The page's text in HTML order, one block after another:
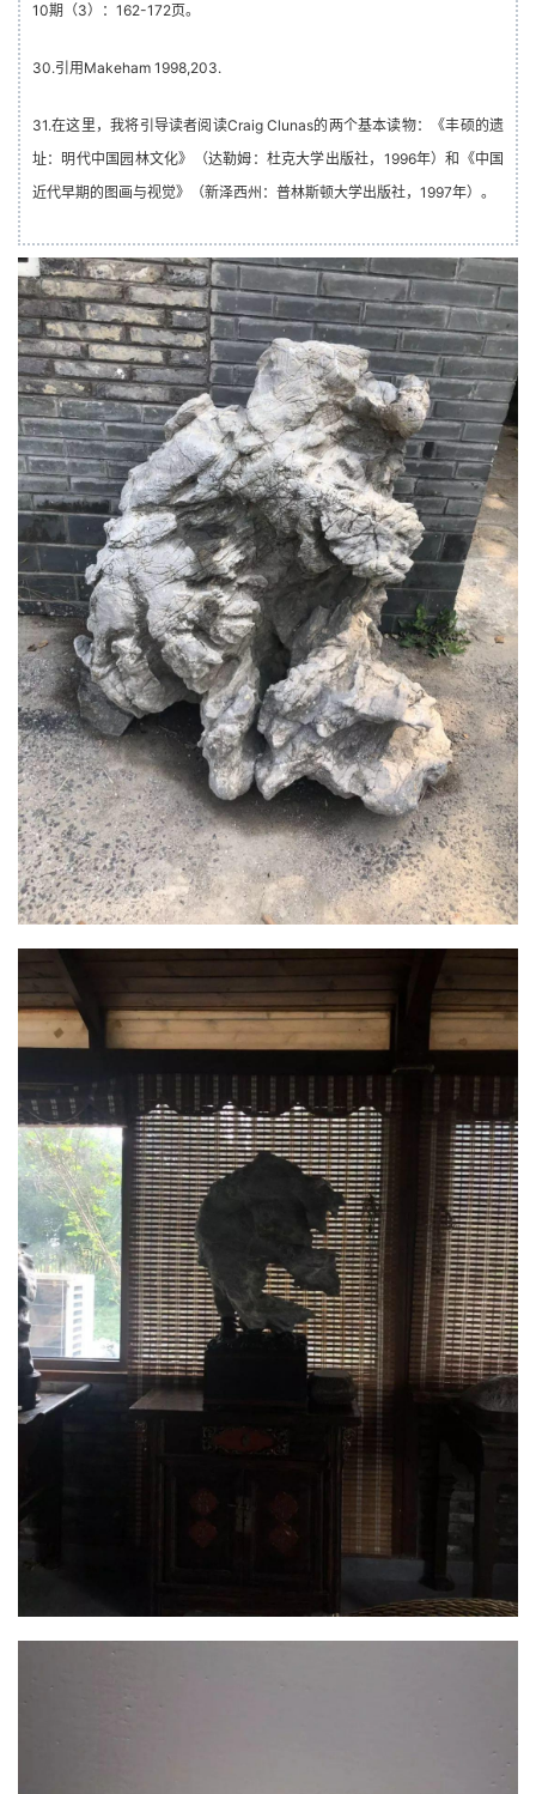
10期（3）：162-172页。
30.引用Makeham 1998,203.
31.在这里，我将引导读者阅读Craig Clunas的两个基本读物：《丰硕的遗
址：明代中国园林文化》（达勒姆：杜克大学出版社，1996年）和《中国
近代早期的图画与视觉》（新泽西州：普林斯顿大学出版社，1997年）。